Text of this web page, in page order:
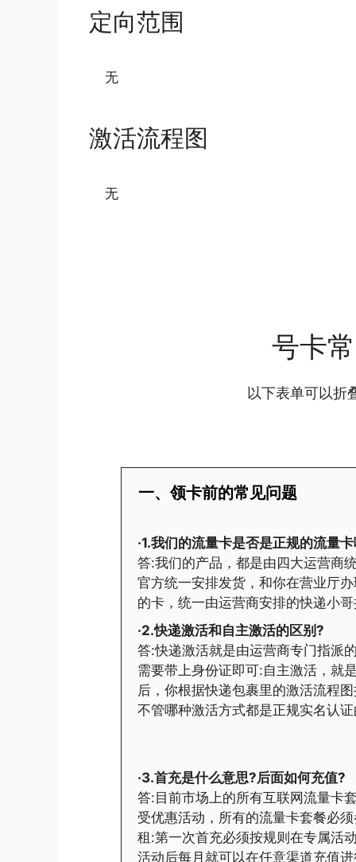
定向范围
无
激活流程图
无
号卡
以下表单可以折
一、领卡前的常见问题
·1.我们的流量卡是否是正规的流量
答:我们的产品，都是由四大运营商
官方统一安排发货，和你在营业厅
的卡，统一由运营商安排的快递小
·2.快递激活和自主激活的区别?
答:快递激活就是由运营商专门指派
需要带上身份证即可:自主激活，就
后，你根据快递包裹里的激活流程
不管哪种激活方式都是正规实名认
·3.首充是什么意思?后面如何充值?
答:目前市场上的所有互联网流量卡
受优惠活动，所有的流量卡套餐必
租:第一次首充必须按规则在专属活
活动后每月就可以在任意渠道充值